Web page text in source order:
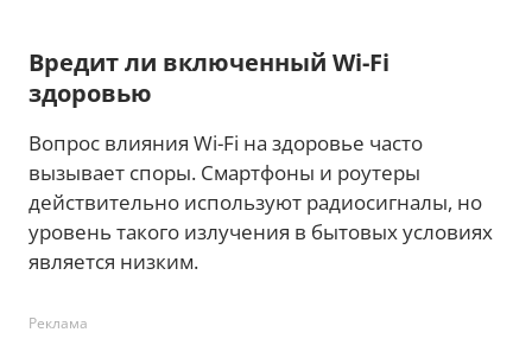
Вредит ли включенный Wi-Fi
здоровью
Вопрос влияния Wi-Fi на здоровье часто
вызывает споры. Смартфоны и роутеры
действительно используют радиосигналы, но
уровень такого излучения в бытовых условиях
является низким.
Реклама